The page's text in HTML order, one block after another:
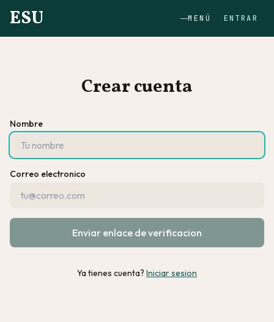
ESU MENÚ ENTRAR
Crear cuenta
Nombre
Correo electronico
Enviar enlace de verificacion
Ya tienes cuenta? Iniciar sesion